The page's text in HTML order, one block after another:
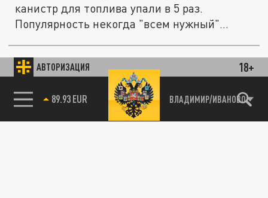
АВТОРИЗАЦИЯ 18+
89.93 EUR ВЛАДИМИР/ИВАНОВО
канистр для топлива упали в 5 раз.
Популярность некогда "всем нужный"
В России подешевел бензин. Названы
регионы с самым заметным снижением цен
ОБЩЕСТВО
31 ИЮЛЯ 13:09
Русским сообщили хорошие новости о